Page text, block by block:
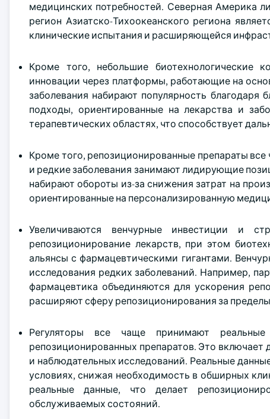
медицинских потребностей. Северная Америка
регион Азиатско-Тихоокеанского региона
клинические испытания и расширяющейся
Кроме того, небольшие биотехнологические
инновации через платформы, работающие на
заболевания набирают популярность
подходы, ориентированные на лекарства и
терапевтических областях, что способствует
Кроме того, репозиционированные препараты
и редкие заболевания занимают лидирующие
набирают обороты из-за снижения затрат на
ориентированные на персонализированную
Увеличиваются венчурные инвестиции и
репозиционирование лекарств, при этом
альянсы с фармацевтическими гигантами.
исследования редких заболеваний. Например,
фармацевтика объединяются для ускорения
расширяют сферу репозиционирования за
Регуляторы все чаще принимают
репозиционированных препаратов. Это включает
и наблюдательных исследований. Реальные
условиях, снижая необходимость в обширных
реальные данные, что делает
обслуживаемых состояний.